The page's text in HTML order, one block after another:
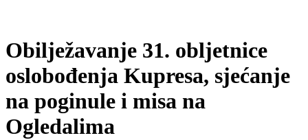
Obilježavanje 31. obljetnice
oslobođenja Kupresa, sjećanje
na poginule i misa na
Ogledalima